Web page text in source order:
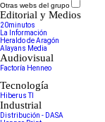
Otras webs del grupo
Editorial y Medios
20minutos
La Información
Heraldo de Aragón
Alayans Media
Audiovisual
Factoría Henneo
Tecnología
Hiberus TI
Industrial
Distribución - DASA